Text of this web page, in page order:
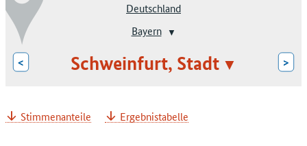
Deutschland
Bayern
< Schweinfurt, Stadt >
Stimmenanteile Ergebnistabelle